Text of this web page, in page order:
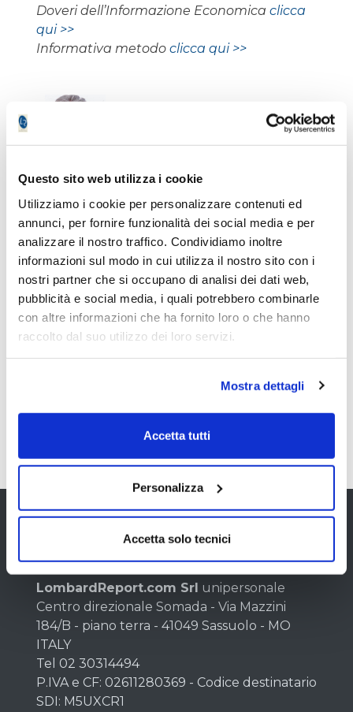
Questo sito web utilizza i cookie
Utilizziamo i cookie per personalizzare contenuti ed
annunci, per fornire funzionalità dei social media e per
analizzare il nostro traffico. Condividiamo inoltre
informazioni sul modo in cui utilizza il nostro sito con i
nostri partner che si occupano di analisi dei dati web,
pubblicità e social media, i quali potrebbero combinarle
con altre informazioni che ha fornito loro o che hanno
raccolto dal suo utilizzo dei loro servizi.
Mostra dettagli
Accetta tutti
Personalizza
Accetta solo tecnici
Doveri dell’Informazione Economica clicca
qui >>
Informativa metodo clicca qui >>
Gli ultimi articoli di
Virginio Frigieri
Chi siamo
LombardReport.com Srl unipersonale
Centro direzionale Somada - Via Mazzini
184/B - piano terra - 41049 Sassuolo - MO
ITALY
Tel 02 30314494
P.IVA e CF: 02611280369 - Codice destinatario
SDI: M5UXCR1